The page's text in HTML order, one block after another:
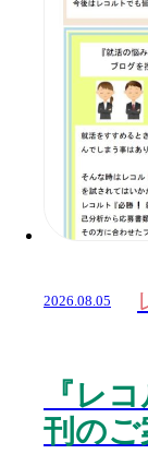
2026.08.05
『レ
刊のご